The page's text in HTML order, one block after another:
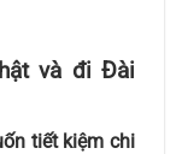
và đi Đài
tiết kiệm chi